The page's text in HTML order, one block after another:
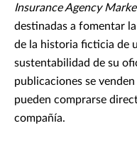
Insurance Agency
destinadas a fomentar
de la historia ficticia de
sustentabilidad de su
publicaciones se
pueden comprarse
compañía.